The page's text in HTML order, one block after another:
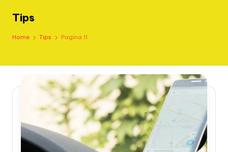
s
o
v
t
s
Tips
Home Tips Pagina 11